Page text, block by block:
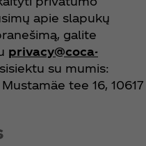
apie slapukų
galite
privacy@coca-
su mumis:
tee 16, 10617